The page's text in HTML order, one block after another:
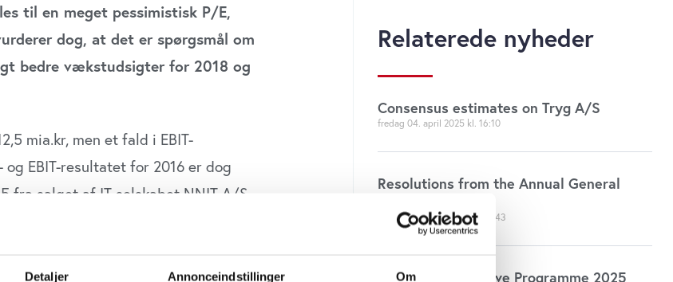
Detaljer Annonceindstillinger Om
til en meget pessimistisk P/E,
dog, at det er spørgsmål om
bedre vækstudsigter for 2018 og
mia.kr, men et fald i EBIT-
EBIT-resultatet for 2016 er dog
fra salget af IT-selskabet NNIT A/S.
besparelser på de finansielle
i forhold til 2015. I 2016 har
Relaterede nyheder
Consensus estimates on Tryg A/S
fredag 04. april 2025 16:10
Resolutions from the Annual General
torsdag 03. april 2025 17:43
Long-Term Incentive Programme 2025